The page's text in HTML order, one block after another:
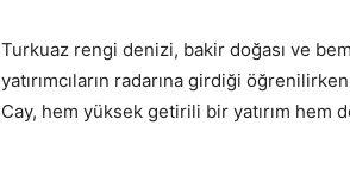
Turkuaz rengi denizi, bakir doğası ve
yatırımcıların radarına girdiği
Cay, hem yüksek getirili bir yatırım hem